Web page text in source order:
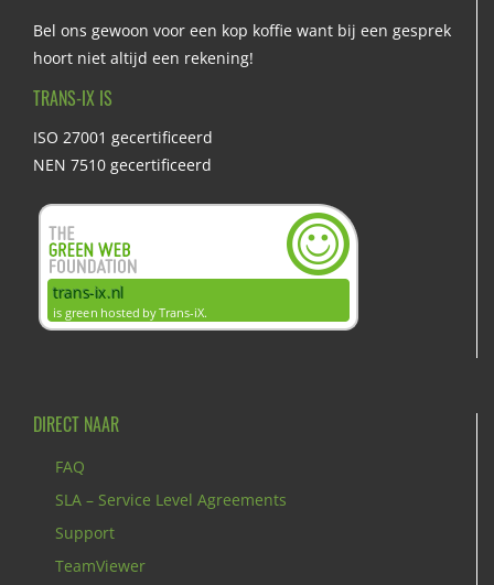
Bel ons gewoon voor een kop koffie want bij een gesprek
hoort niet altijd een rekening!
TRANS-IX IS
ISO 27001 gecertificeerd
NEN 7510 gecertificeerd
DIRECT NAAR
FAQ
SLA – Service Level Agreements
Support
TeamViewer